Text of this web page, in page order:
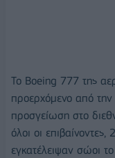
Το Boeing 777 της
προερχόμενο από την
προσγείωση στο
όλοι οι
εγκατέλειψαν σώοι